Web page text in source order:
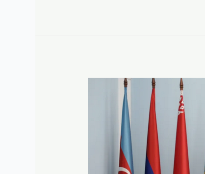
Состоялось
совещание
представителей
компетентных
государств